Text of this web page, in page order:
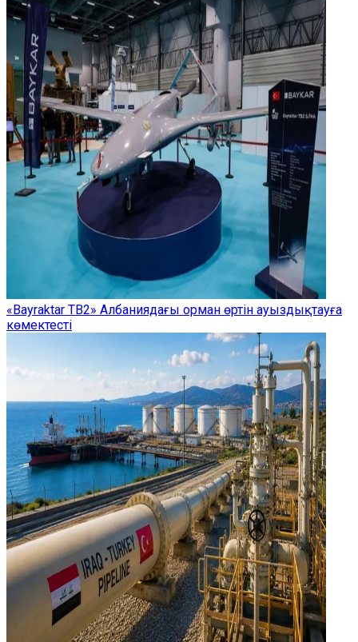
«Bayraktar TB2» Албаниядағы орман өртін ауыздықтауға
көмектесті